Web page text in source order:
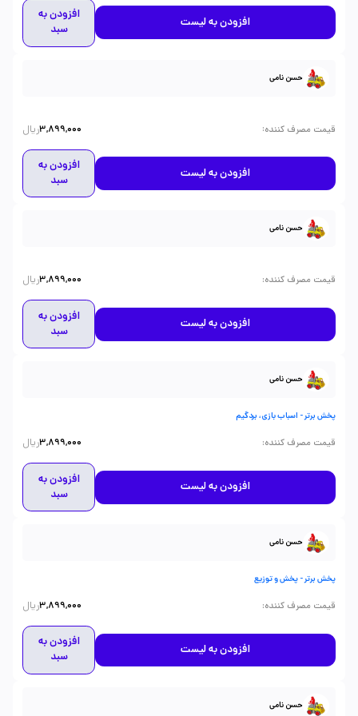
افزودن به لیست
افزودن به
سبد
حسن نامی
قیمت مصرف کننده:
3,899,000ریال
افزودن به لیست
افزودن به
سبد
حسن نامی
قیمت مصرف کننده:
3,899,000ریال
افزودن به لیست
افزودن به
سبد
حسن نامی
پخش برتر - اسباب بازی، بردگیم
قیمت مصرف کننده:
3,899,000ریال
افزودن به لیست
افزودن به
سبد
حسن نامی
پخش برتر - پخش و توزیع
قیمت مصرف کننده:
3,899,000ریال
افزودن به لیست
افزودن به
سبد
حسن نامی